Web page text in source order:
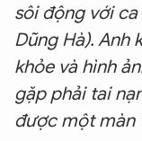
sôi động với
Dũng Hà). Anh
khỏe và hình
gặp phải tai
được một màn